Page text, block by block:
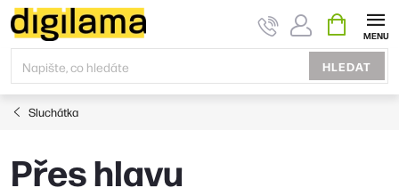
Přejít
na
obsah
HLEDAT
KOŠÍK
Sluchátka
Přes hlavu